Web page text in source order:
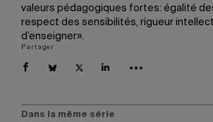
valeurs pédagogiques fortes: égalité
respect des sensibilités, rigueur
d’enseigner».
Partager
Dans la même série